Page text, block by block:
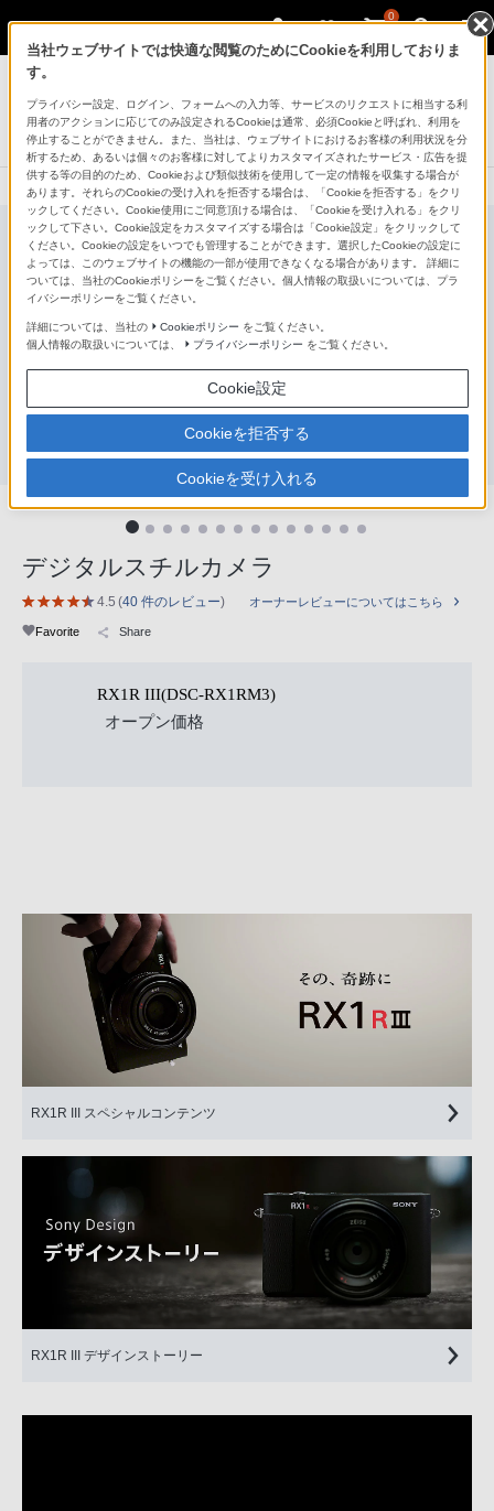
0
デジタルスチルカメラ Cyber-shot
デジタルスチルカメラ
RX1R III(DSC-RX1RM3)
デジタルスチルカメラ
4.5 (40 件のレビュー) オーナーレビューについてはこちら
Favorite Share
RX1R III(DSC-RX1RM3)
オープン価格
RX1R III スペシャルコンテンツ
RX1R III デザインストーリー
当社ウェブサイトでは快適な閲覧のためにCookieを利用しておりま
す。
プライバシー設定、ログイン、フォームへの入力等、サービスのリクエストに相当する利
用者のアクションに応じてのみ設定されるCookieは通常、必須Cookieと呼ばれ、利用を
停止することができません。また、当社は、ウェブサイトにおけるお客様の利用状況を分
析するため、あるいは個々のお客様に対してよりカスタマイズされたサービス・広告を提
供する等の目的のため、Cookieおよび類似技術を使用して一定の情報を収集する場合が
あります。それらのCookieの受け入れを拒否する場合は、「Cookieを拒否する」をクリ
ックしてください。Cookie使用にご同意頂ける場合は、「Cookieを受け入れる」をクリ
ックして下さい。Cookie設定をカスタマイズする場合は「Cookie設定」をクリックして
ください。Cookieの設定をいつでも管理することができます。選択したCookieの設定に
よっては、このウェブサイトの機能の一部が使用できなくなる場合があります。 詳細に
ついては、当社のCookieポリシーをご覧ください。個人情報の取扱いについては、プラ
イバシーポリシーをご覧ください。
詳細については、当社の Cookieポリシー をご覧ください。
個人情報の取扱いについては、
プライバシーポリシー をご覧ください。
Cookie設定
Cookieを拒否する
Cookieを受け入れる